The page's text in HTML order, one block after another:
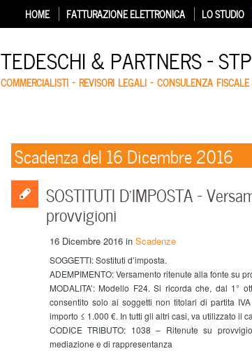
HOME FATTURAZIONE ELETTRONICA LO STUDIO
TEDESCHI & PARTNERS – STP
COMMERCIALISTI – REVISORI LEGALI – CONSULENZA
Scadenza del 16 Dicembre 2016
SOSTITUTI D’IMPOSTA –
provvigioni
16 Dicembre 2016 in Scadenze
SOGGETTI: Sostituti d’imposta.
ADEMPIMENTO: Versamento ritenute alla fonte su
MODALITA’: Modello F24. Si ricorda che, dal 1°
consentito solo ai soggetti non titolari di partita
importo ≤ 1.000 €. In tutti gli altri casi, va utilizzato il
CODICE TRIBUTO: 1038 – Ritenute su
mediazione e di rappresentanza